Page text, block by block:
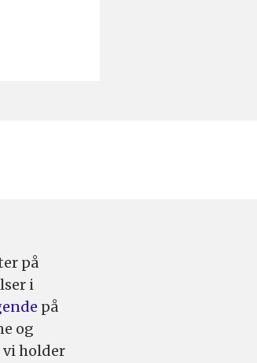
på
i
på
og
vi holder